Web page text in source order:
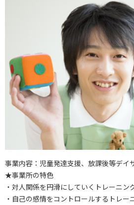
事業内容：児童発達支援、放課後等デイ
★事業所の特色
・対人関係を円滑にしていくトレーニン
・自己の感情をコントロールするトレー